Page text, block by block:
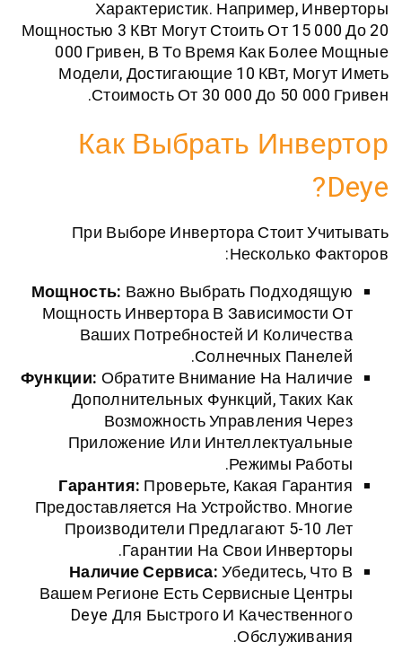
Характеристик. Например,
Мощностью 3 КВт Могут Стоить От 15
000 Гривен, В То Время Как
Модели, Достигающие 10 КВт,
Стоимость От 30 000 До 50
Как Выбрать
При Выборе Инвертора Стоит
Несколько
Мощность:Важно Выбрать
Мощность Инвертора В
Ваших Потребностей И
Солнечных
Функции:Обратите Внимание На
Дополнительных Функций,
Возможность Управления
Приложение Или
Режимы
Гарантия:Проверьте, Какая
Предоставляется На Устройство.
Производители Предлагают 5-
Гарантии На Свои
Наличие Сервиса:Убедитесь,
Вашем Регионе Есть Сервисные
Deye Для Быстрого И